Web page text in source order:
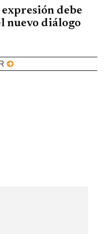
debe
nuevo diálogo